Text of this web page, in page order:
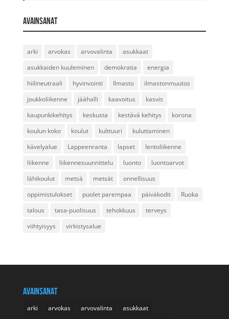
AVAINSANAT
arki arvokas arvovalinta
asukkaat
asukkaiden kuuleminen
demokratia
energia
hiilineutraali
hyvinvointi Ilmasto
ilmastonmuutos
joukkoliikenne
jäähalli kaavoitus
kasvis
kaupunkikehitys
keskusta kestävä kehitys
korona
koulun koko
koulut kulttuuri
kuluttaminen
kävelyalue
Lappeenranta lapset
lentoliikenne
liikenne
liikennesuunnittelu luonto
luontoarvot
lähikoulut
metsä metsät
onnellisuus
oppimistulokset
puolet parempaa päiväkodit
Ruoka
talous
tasa-puolisuus tehokkuus
terveys
viihtyisyys
virkistysalue
AVAINSANAT
arki arvokas arvovalinta
asukkaat